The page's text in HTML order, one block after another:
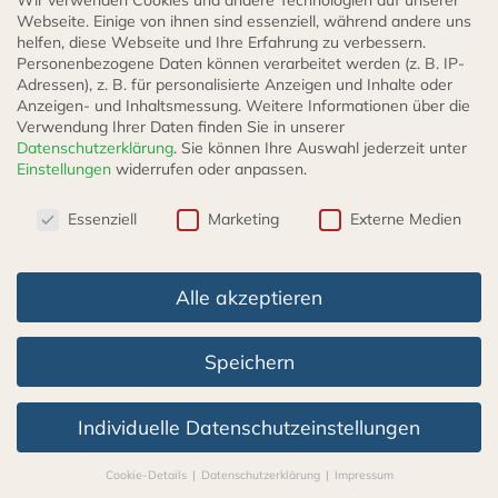
incl. VAT zzgl.Versand Lieferzeit: 3 - 5 Werktage
AUSFÜHRUNG WÄHLEN
Produktseite
gewählt
werden
Kontakt
Sollten Sie Fragen oder Anmerkungen haben,
kontaktieren Sie gerne unseren Kundenservice!
Wir helfen Ihnen, das richtige Teil zu finden.
Webseite. Einige von ihnen sind essenziell, während andere uns
helfen, diese Webseite und Ihre Erfahrung zu verbessern.
Personenbezogene Daten können verarbeitet werden (z. B. IP-
Adressen), z. B. für personalisierte Anzeigen und Inhalte oder
Anzeigen- und Inhaltsmessung. Weitere Informationen über die
Verwendung Ihrer Daten finden Sie in unserer
Datenschutzerklärung. Sie können Ihre Auswahl jederzeit unter
Einstellungen widerrufen oder anpassen.
Essenziell Marketing Externe Medien
Alle akzeptieren
Speichern
Individuelle Datenschutzeinstellungen
Cookie-Details Datenschutzerklärung Impressum